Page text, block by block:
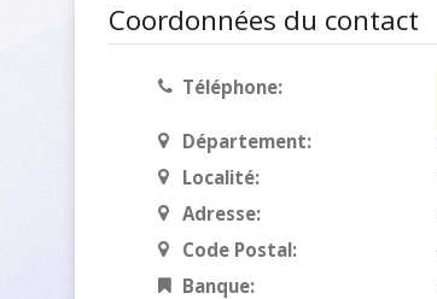
Coordonnées du contact
Téléphone:
Département:
Localité:
Adresse:
Code Postal:
Banque: